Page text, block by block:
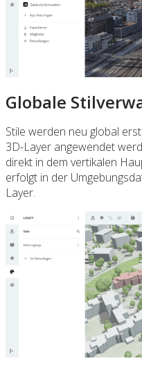
Globale
Stile werden neu global
3D-Layer angewendet
direkt in dem vertikalen
erfolgt in der
Layer.